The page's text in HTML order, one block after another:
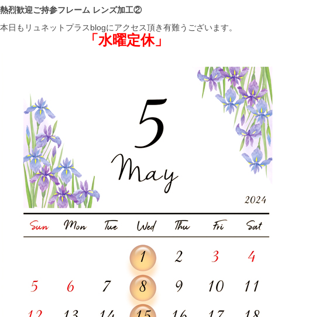
熱烈歓迎ご持参フレーム レンズ加工②
本日もリュネットプラスblogにアクセス頂き有難うございます。
「水曜定休」